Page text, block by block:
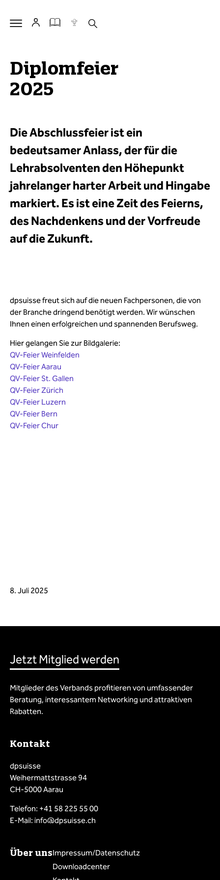
Diplomfeier
2025
Die Abschlussfeier ist ein
bedeutsamer Anlass, der für die
Lehrabsolventen den Höhepunkt
jahrelanger harter Arbeit und Hingabe
markiert. Es ist eine Zeit des Feierns,
des Nachdenkens und der Vorfreude
auf die Zukunft.
dpsuisse freut sich auf die neuen Fachpersonen, die von
der Branche dringend benötigt werden. Wir wünschen
Ihnen einen erfolgreichen und spannenden Berufsweg.
Hier gelangen Sie zur Bildgalerie:
QV-Feier Weinfelden
QV-Feier Aarau
QV-Feier St. Gallen
QV-Feier Zürich
QV-Feier Luzern
QV-Feier Bern
QV-Feier Chur
8. Juli 2025
Jetzt Mitglied werden
Mitglieder des Verbands profitieren von umfassender
Beratung, interessantem Networking und attraktiven
Rabatten.
Kontakt
dpsuisse
Weihermattstrasse 94
CH-5000 Aarau
Telefon: +41 58 225 55 00
E-Mail: info@dpsuisse.ch
Über unsImpressum/Datenschutz
Downloadcenter